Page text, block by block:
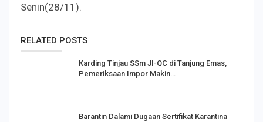
Senin(28/11).
RELATED POSTS
Karding Tinjau SSm JI-QC di Tanjung Emas,
Pemeriksaan Impor Makin…
Barantin Dalami Dugaan Sertifikat Karantina